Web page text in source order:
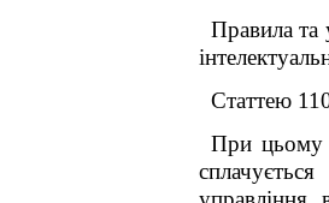
Правила та
Статтею
При цьому